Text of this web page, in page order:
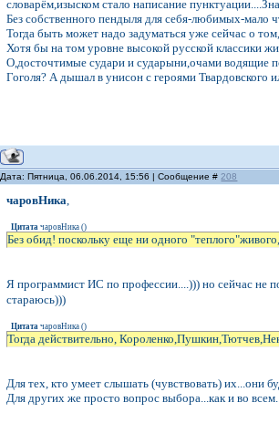
словарём,изыском стало написание
Без собственного пендыля для себя-любимых-
Тогда быть может надо задуматься уже сейчас о
Хотя бы на том уровне высокой русской классики
О,досточтимые судари и сударыни,очами водящие
Гоголя? А дышал в унисон с героями Твардовского
Дата: Пятница, 06.06.2014, 15:56 | Сообщение # 208
чаровНика,
Цитата чаровНика ()
Без обид! поскольку еще ни одного
Я программист ИС по профессии....))) но сейчас
стараюсь)))
Цитата чаровНика ()
Тогда действительно,
Для тех, кто умеет слышать (чувствовать) их...они
Для других же просто вопрос выбора...как и во всем...